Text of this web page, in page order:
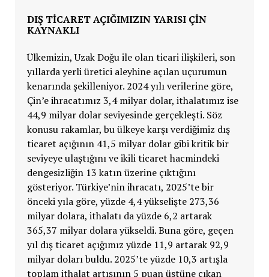
DIŞ TİCARET AÇIĞIMIZIN YARISI ÇİN
KAYNAKLI
Ülkemizin, Uzak Doğu ile olan ticari ilişkileri, son
yıllarda yerli üretici aleyhine açılan uçurumun
kenarında şekilleniyor. 2024 yılı verilerine göre,
Çin’e ihracatımız 3,4 milyar dolar, ithalatımız ise
44,9 milyar dolar seviyesinde gerçekleşti. Söz
konusu rakamlar, bu ülkeye karşı verdiğimiz dış
ticaret açığının 41,5 milyar dolar gibi kritik bir
seviyeye ulaştığını ve ikili ticaret hacmindeki
dengesizliğin 13 katın üzerine çıktığını
gösteriyor. Türkiye’nin ihracatı, 2025’te bir
önceki yıla göre, yüzde 4,4 yükselişte 273,36
milyar dolara, ithalatı da yüzde 6,2 artarak
365,37 milyar dolara yükseldi. Buna göre, geçen
yıl dış ticaret açığımız yüzde 11,9 artarak 92,9
milyar doları buldu. 2025’te yüzde 10,3 artışla
toplam ithalat artışının 5 puan üstüne çıkan